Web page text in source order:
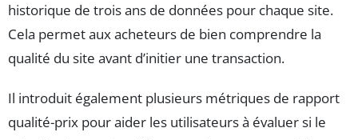
historique de trois ans de données pour chaque site.
Cela permet aux acheteurs de bien comprendre la
qualité du site avant d’initier une transaction.
Il introduit également plusieurs métriques de rapport
qualité-prix pour aider les utilisateurs à évaluer si le